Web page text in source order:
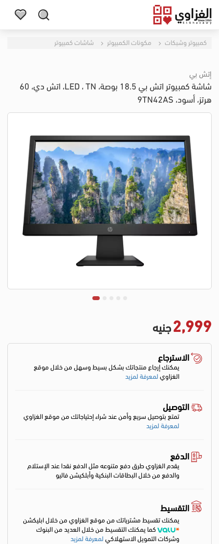
كمبيوتر وشبكات مكونات الكمبيوتر شاشات كمبيوتر
إتش بي
شاشة كمبيوتر اتش بي 18.5 بوصة، LED ، TN، اتش دي، 60
هرتز، أسود، 9TN42AS
2,999جنيه
الاسترجاع
يمكنك إرجاع منتجاتك بشكل بسيط وسهل من خلال موقع
الغزاويلمعرفة لمزيد
التوصيل
تمتع بتوصيل سريع وأمن عند شراء إحتياجاتك من موقع الغزاوي
لمعرفة لمزيد
الدفع
يقدم الغزاوي طرق دفع متنوعه مثل الدفع نقدا عند الإستلام
والدفع من خلال البطاقات البنكية وأبلكيشن فاليو
التقسيط
يمكنك تقسيط مشترياتك من موقع الغزاوي من خلال ابليكشن
كما يمكنك التقسيط من خلال العديد من البنوك
وشركات التمويل الاستهلاكيلمعرفة لمزيد